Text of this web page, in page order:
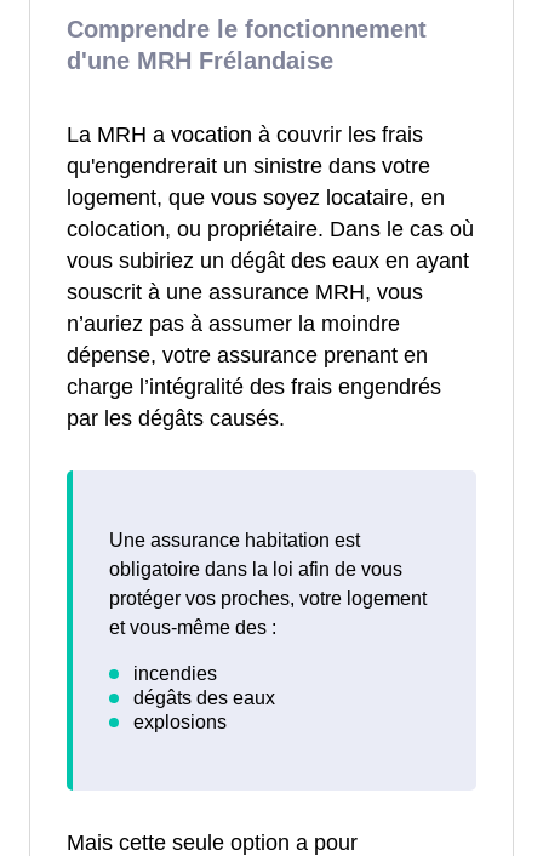
Comprendre le fonctionnement
d'une MRH Frélandaise
La MRH a vocation à couvrir les frais
qu'engendrerait un sinistre dans votre
logement, que vous soyez locataire, en
colocation, ou propriétaire. Dans le cas où
vous subiriez un dégât des eaux en ayant
souscrit à une assurance MRH, vous
n’auriez pas à assumer la moindre
dépense, votre assurance prenant en
charge l’intégralité des frais engendrés
par les dégâts causés.
Une assurance habitation est
obligatoire dans la loi afin de vous
protéger vos proches, votre logement
et vous-même des :
Mais cette seule option a pour